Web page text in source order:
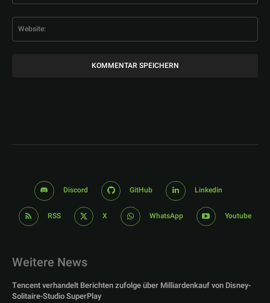
Discord GitHub Linkedin
RSS X WhatsApp Youtube
Weitere News
Tencent verhandelt Berichten zufolge über Milliardenkauf von Disney-
Solitaire-Studio SuperPlay